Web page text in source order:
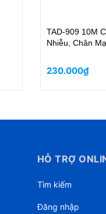
MS06 - Bó 6M
100% Dàn Hifi
126.000₫
HỖ TRỢ
Tìm kiếm
Đăng nhập